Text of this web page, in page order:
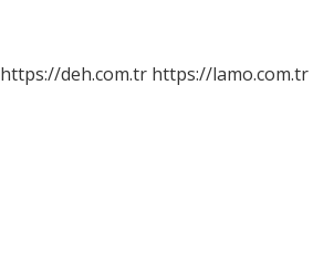
https://deh.com.tr https://lamo.com.tr